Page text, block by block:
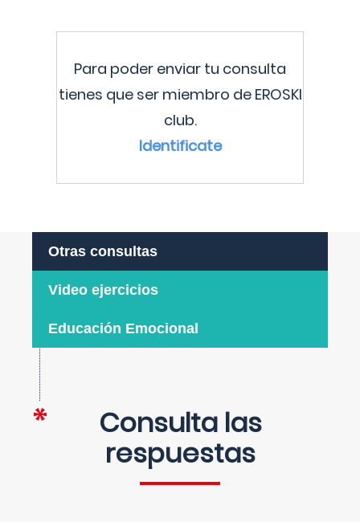
Para poder enviar tu consulta
tienes que ser miembro de EROSKI
club.
Identificate
Otras consultas
Video ejercicios
Educación Emocional
Consulta las
respuestas